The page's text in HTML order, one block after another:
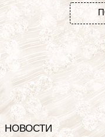
НОВОСТИ